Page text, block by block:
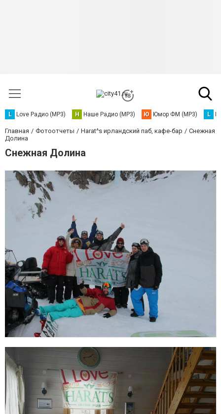
L Love Радио (MP3) Н Наше Радио (MP3) Ю Юмор ФМ (MP3) L
Главная Фотоотчеты Harat^s ирландский паб, кафе-бар
Снежная
Долина
Снежная Долина